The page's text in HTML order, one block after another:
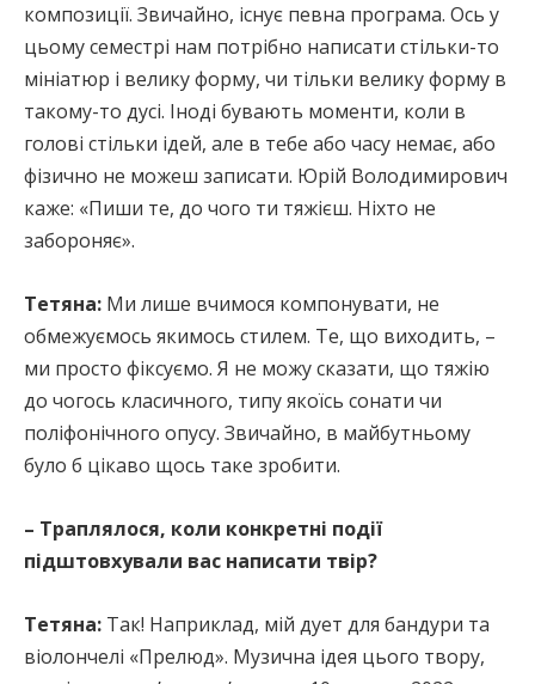
композиції. Звичайно, існує певна програма. Ось у
цьому семестрі нам потрібно написати стільки-то
мініатюр і велику форму, чи тільки велику форму в
такому-то дусі. Іноді бувають моменти, коли в
голові стільки ідей, але в тебе або часу немає, або
фізично не можеш записати. Юрій Володимирович
каже: «Пиши те, до чого ти тяжієш. Ніхто не
забороняє».
Тетяна: Ми лише вчимося компонувати, не
обмежуємось якимось стилем. Те, що виходить, –
ми просто фіксуємо. Я не можу сказати, що тяжію
до чогось класичного, типу якоїсь сонати чи
поліфонічного опусу. Звичайно, в майбутньому
було б цікаво щось таке зробити.
– Траплялося, коли конкретні події
підштовхували вас написати твір?
Тетяна: Так! Наприклад, мій дует для бандури та
віолончелі «Прелюд». Музична ідея цього твору,